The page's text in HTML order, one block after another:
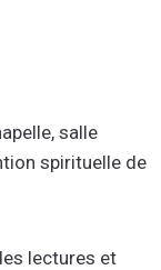
salle
spirituelle de
lectures et